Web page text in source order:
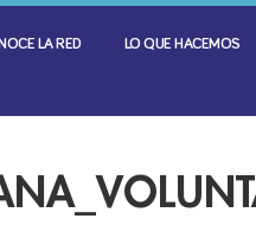
LA RED LO QUE HACEMOS